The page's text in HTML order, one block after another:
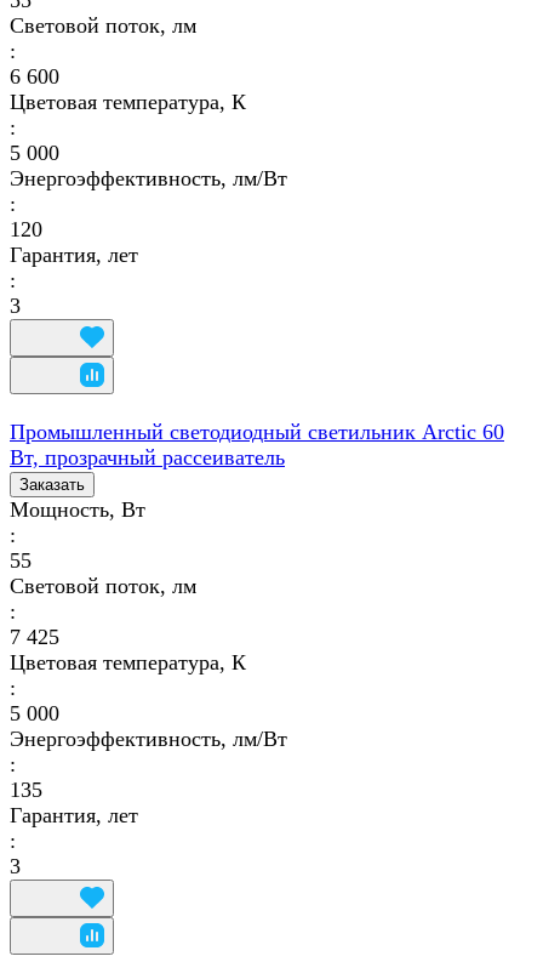
Световой поток, лм
:
6 600
Цветовая температура, К
:
5 000
Энергоэффективность, лм/Вт
:
120
Гарантия, лет
:
3
Промышленный светодиодный светильник Arctic 60
Вт, прозрачный рассеиватель
Заказать
Мощность, Вт
:
55
Световой поток, лм
:
7 425
Цветовая температура, К
:
5 000
Энергоэффективность, лм/Вт
:
135
Гарантия, лет
:
3